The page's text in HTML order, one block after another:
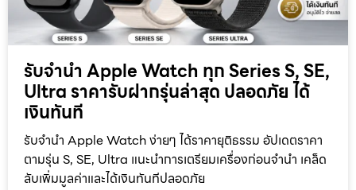
รับจำนำ Apple Watch ทุก Series S, SE,
Ultra ราคารับฝากรุ่นล่าสุด ปลอดภัย ได้
เงินทันที
รับจำนำ Apple Watch ง่ายๆ ได้ราคายุติธรรม อัปเดตราคา
ตามรุ่น S, SE, Ultra แนะนำการเตรียมเครื่องก่อนจำนำ เคล็ด
ลับเพิ่มมูลค่าและได้เงินทันทีปลอดภัย